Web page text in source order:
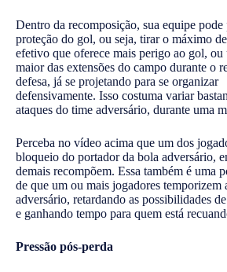
Dentro da recomposição, sua equipe
proteção do gol, ou seja, tirar o máximo
efetivo que oferece mais perigo ao gol, ou
maior das extensões do campo durante o
defesa, já se projetando para se organizar
defensivamente. Isso costuma variar
ataques do time adversário, durante uma
Perceba no vídeo acima que um dos
bloqueio do portador da bola adversário,
demais recompõem. Essa também é uma
de que um ou mais jogadores temporizem
adversário, retardando as possibilidades
e ganhando tempo para quem está
Pressão pós-perda